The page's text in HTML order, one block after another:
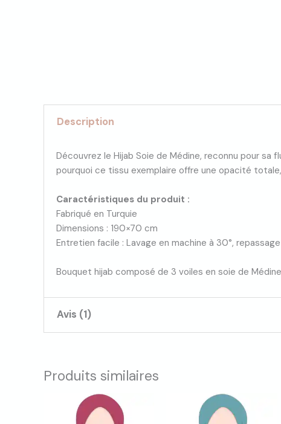
Description
Découvrez le Hijab Soie de Médine, reconnu pour
pourquoi ce tissu exemplaire offre une opacité
Caractéristiques du produit :
Fabriqué en Turquie
Dimensions : 190×70 cm
Entretien facile : Lavage en machine à 30°,
Bouquet hijab composé de 3 voiles en soie de Médine
Avis (1)
Note 5 sur
Produits similaires